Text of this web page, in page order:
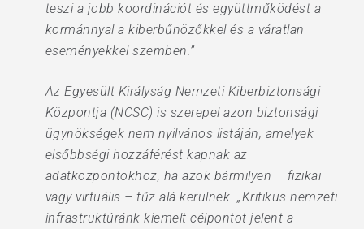
teszi a jobb koordinációt és együttműködést a
kormánnyal a kiberbűnözőkkel és a váratlan
eseményekkel szemben.”
Az Egyesült Királyság Nemzeti Kiberbiztonsági
Központja (NCSC) is szerepel azon biztonsági
ügynökségek nem nyilvános listáján, amelyek
elsőbbségi hozzáférést kapnak az
adatközpontokhoz, ha azok bármilyen – fizikai
vagy virtuális – tűz alá kerülnek. „Kritikus nemzeti
infrastruktúránk kiemelt célpontot jelent a